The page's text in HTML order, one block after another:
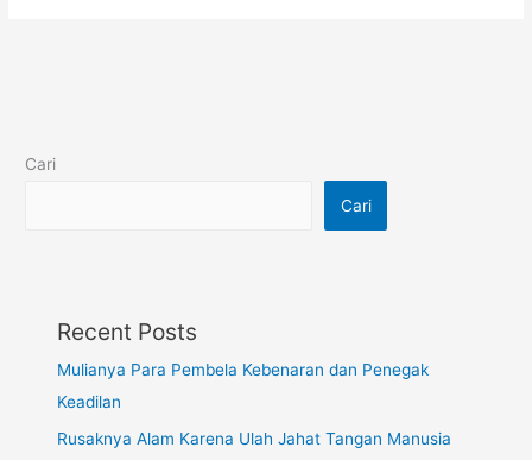
Cari
Cari
Recent Posts
Mulianya Para Pembela Kebenaran dan Penegak
Keadilan
Rusaknya Alam Karena Ulah Jahat Tangan Manusia